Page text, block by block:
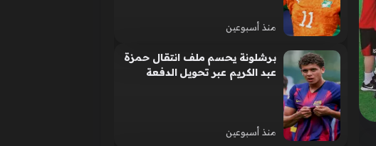
منذ أسبوعين
برشلونة يحسم ملف انتقال حمزة
عبد الكريم عبر تحويل الدفعة
منذ أسبوعين